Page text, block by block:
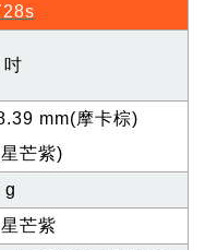
吋
mm(摩卡棕)
星芒紫)
g
芒紫